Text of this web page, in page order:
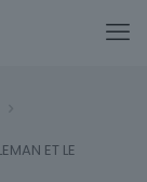
ET LE